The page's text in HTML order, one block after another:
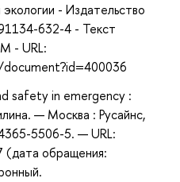
- Издательство
632-4 - Текст
- URL:
safety in emergency :
— Москва : Русайнс,
5506-5. — URL:
обращения: